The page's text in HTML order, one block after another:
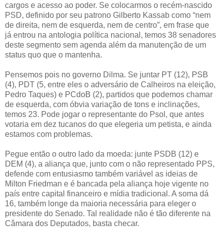
cargos e acesso ao poder. Se colocarmos o recém-nascido
PSD, definido por seu patrono Gilberto Kassab como “nem
de direita, nem de esquerda, nem de centro”, em frase que
já entrou na antologia política nacional, temos 38 senadores
deste segmento sem agenda além da manutenção de um
status quo que o mantenha.
Pensemos pois no governo Dilma. Se juntar PT (12), PSB
(4), PDT (5, entre eles o adversário de Calheiros na eleição,
Pedro Taques) e PCdoB (2), partidos que podemos chamar
de esquerda, com óbvia variação de tons e inclinações,
temos 23. Pode jogar o representante do Psol, que antes
votaria em dez tucanos do que elegeria um petista, e ainda
estamos com problemas.
Pegue então o outro lado da moeda: junte PSDB (12) e
DEM (4), a aliança que, junto com o não representado PPS,
defende com entusiasmo também variável as ideias de
Milton Friedman e é bancada pela aliança hoje vigente no
país entre capital financeiro e mídia tradicional. A soma dá
16, também longe da maioria necessária para eleger o
presidente do Senado. Tal realidade não é tão diferente na
Câmara dos Deputados, basta checar.